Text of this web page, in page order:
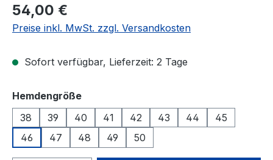
Regulärer Preis:
54,00 €
Preise inkl. MwSt. zzgl. Versandkosten
Sofort verfügbar, Lieferzeit: 2 Tage
Hemdengrößeauswählen
38
39 40 41 42 43 44
45
46
47 48 49 50